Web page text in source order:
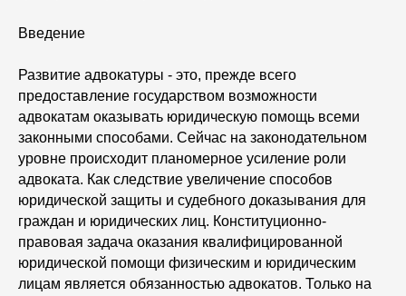
Введение
Развитие адвокатуры - это, прежде всего
предоставление государством возможности
адвокатам оказывать юридическую помощь всеми
законными способами. Сейчас на законодательном
уровне происходит планомерное усиление роли
адвоката. Как следствие увеличение способов
юридической защиты и судебного доказывания для
граждан и юридических лиц. Конституционно-
правовая задача оказания квалифицированной
юридической помощи физическим и юридическим
лицам является обязанностью адвокатов. Только на